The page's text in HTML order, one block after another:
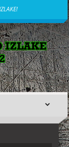
LETA 1982